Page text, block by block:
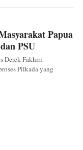
Papua
PSU
Derek Fakhiri
Pilkada yang